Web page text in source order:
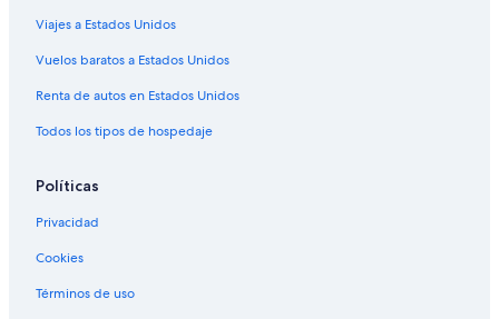
Viajes a Estados Unidos
Vuelos baratos a Estados Unidos
Renta de autos en Estados Unidos
Todos los tipos de hospedaje
Políticas
Privacidad
Cookies
Términos de uso